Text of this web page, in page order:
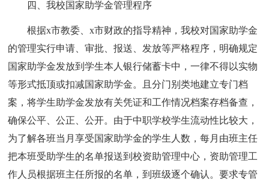
四、我校国家助学金管理程序
根据x市教委、x市财政的指导精神，我校对国家助学金
的管理实行申请、审批、报送、发放等严格程序，明确规定
国家助学金发放到学生本人银行储蓄卡中，一律不得以实物
等形式抵顶或扣减国家助学金。且分门别类地建立专门档
案，将学生助学金发放有关凭证和工作情况档案存档备查，
确保公平、公正、公开。由于中职学校学生流动性比较大，
为了解各班当月享受国家助学金的学生人数，每月由班主任
把本班受助学生的名单报送到校资助管理中心，资助管理工
作人员根据班主任所报的名单，到班级逐个确认。要求专管